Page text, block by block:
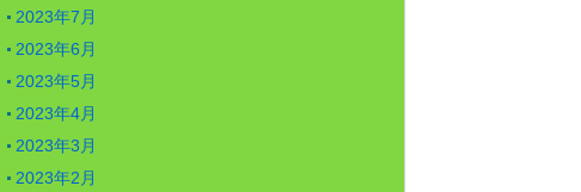
2023年7月
2023年6月
2023年5月
2023年4月
2023年3月
2023年2月